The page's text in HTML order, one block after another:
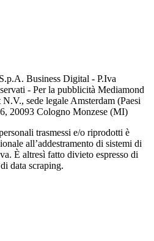
Business Digital - P.Iva
- Per la pubblicità Mediamond
sede legale Amsterdam (Paesi
20093 Cologno Monzese (MI)
trasmessi e/o riprodotti è
all’addestramento di sistemi di
È altresì fatto divieto espresso di
data scraping.